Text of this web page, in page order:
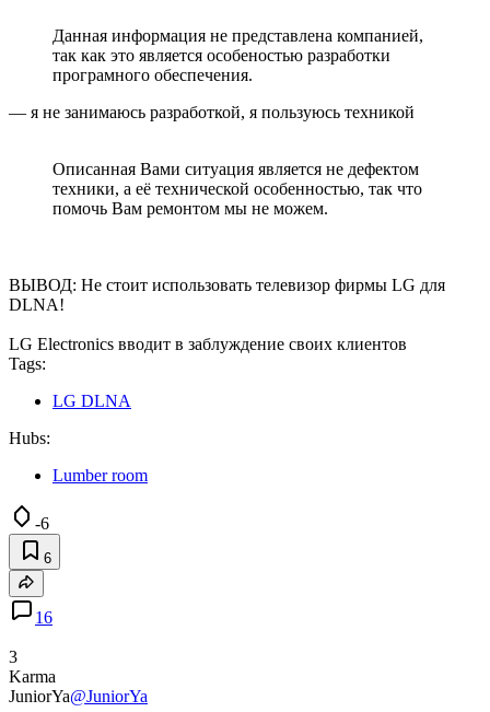
Данная информация не представлена компанией,
так как это является особеностью разработки
програмного обеспечения.
— я не занимаюсь разработкой, я пользуюсь техникой
Описанная Вами ситуация является не дефектом
техники, а её технической особенностью, так что
помочь Вам ремонтом мы не можем.
ВЫВОД: Не стоит использовать телевизор фирмы LG для
DLNA!
LG Electronics вводит в заблуждение своих клиентов
Tags:
LG DLNA
Hubs:
Lumber room
-6
6
16
3
Karma
JuniorYa@JuniorYa